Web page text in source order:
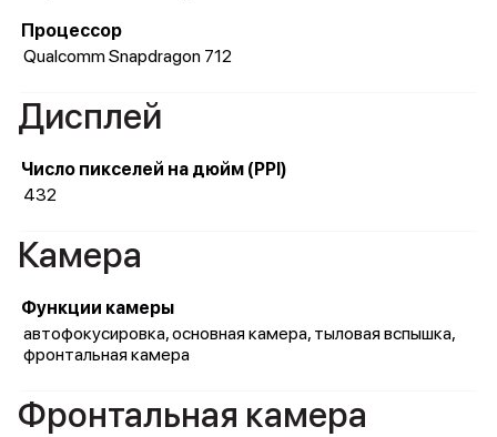
Процессор
Qualcomm Snapdragon 712
Дисплей
Число пикселей на дюйм (PPI)
432
Камера
Функции камеры
автофокусировка, основная камера, тыловая вспышка,
фронтальная камера
Фронтальная камера